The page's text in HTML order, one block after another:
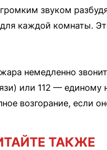
звуком
каждой комнаты.
немедленно
или 112 —
возгорание, если
ТАКЖЕ